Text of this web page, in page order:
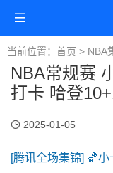
当前位置： 首页 > NBA
NBA常规赛
打卡 哈登
2025-01-05
[腾讯全场集锦] 🏀